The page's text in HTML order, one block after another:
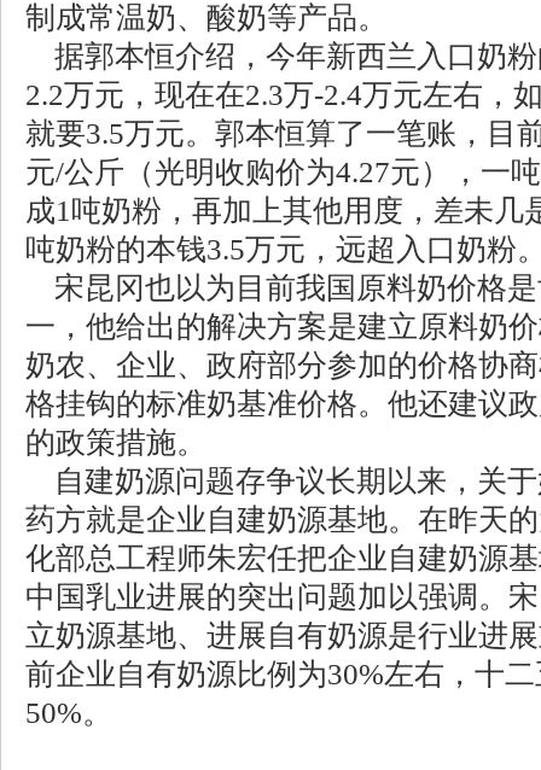
制成常温奶、酸奶等产品。
据郭本恒介绍，今年新西兰入口奶
2.2万元，现在在2.3万-2.4万元左右，
就要3.5万元。郭本恒算了一笔账，目
元/公斤（光明收购价为4.27元），一
成1吨奶粉，再加上其他用度，差未几
吨奶粉的本钱3.5万元，远超入口奶粉
宋昆冈也以为目前我国原料奶价格
一，他给出的解决方案是建立原料
奶农、企业、政府部分参加的价格协
格挂钩的标准奶基准价格。他还建议
的政策措施。
自建奶源问题存争议长期以来，关
药方就是企业自建奶源基地。在昨天
化部总工程师朱宏任把企业自建奶源
中国乳业进展的突出问题加以强调。
立奶源基地、进展自有奶源是行业进
前企业自有奶源比例为30%左右，十
50%。